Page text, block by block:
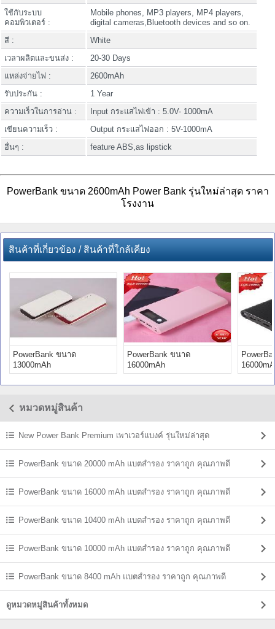
ใช้กับระบบ
คอมพิวเตอร์ :
Mobile phones, MP3 players, MP4 players,
digital cameras,Bluetooth devices and so on.
สี :
White
เวลาผลิตและขนส่ง :
20-30 Days
แหล่งจ่ายไฟ :
2600mAh
รับประกัน :
1 Year
ความเร็วในการอ่าน :
Input กระแสไฟเข้า : 5.0V- 1000mA
เขียนความเร็ว :
Output กระแสไฟออก : 5V-1000mA
อื่นๆ :
feature ABS,as lipstick
PowerBank ขนาด 2600mAh Power Bank รุ่นใหม่ล่าสุด ราคา
โรงงาน
สินค้าที่เกี่ยวข้อง / สินค้าที่ใกล้เคียง
PowerBank ขนาด
13000mAh
PowerBank ขนาด
16000mAh
หมวดหมู่สินค้า
New Power Bank Premium เพาเวอร์แบงค์ รุ่นใหม่ล่าสุด
PowerBank ขนาด 20000 mAh แบตสํารอง ราคาถูก คุณภาพดี
PowerBank ขนาด 16000 mAh แบตสํารอง ราคาถูก คุณภาพดี
PowerBank ขนาด 10400 mAh แบตสํารอง ราคาถูก คุณภาพดี
PowerBank ขนาด 10000 mAh แบตสํารอง ราคาถูก คุณภาพดี
PowerBank ขนาด 8400 mAh แบตสํารอง ราคาถูก คุณภาพดี
ดูหมวดหมู่สินค้าทั้งหมด